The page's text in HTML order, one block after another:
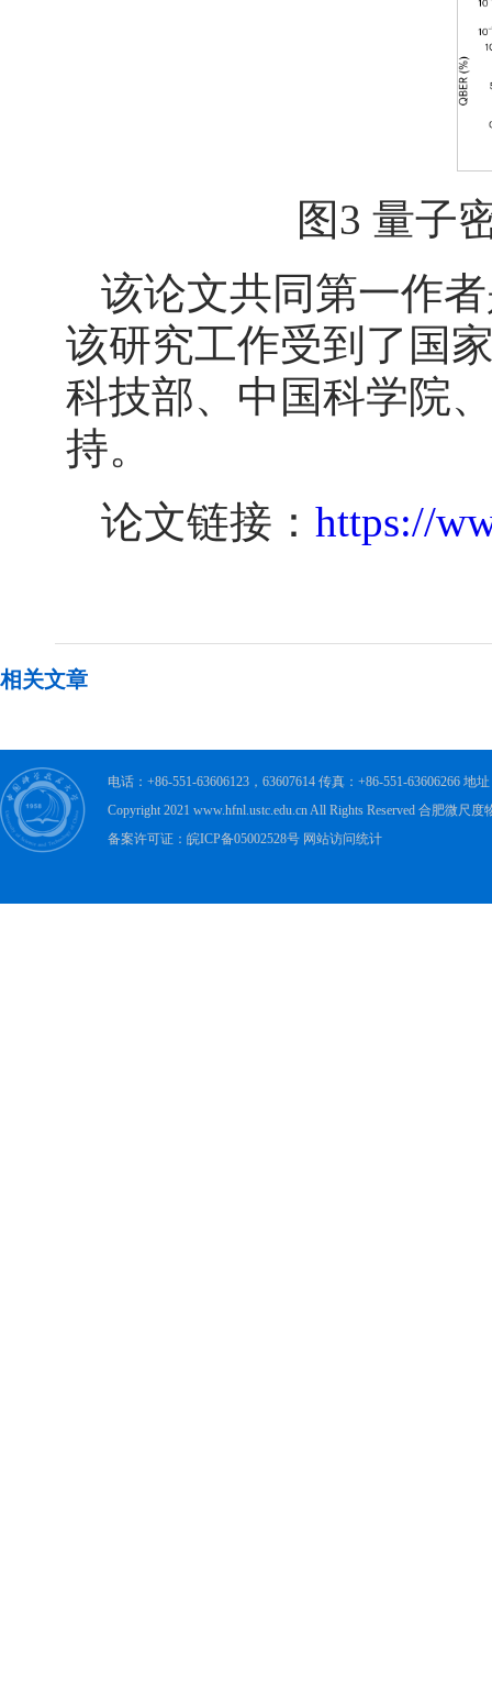
图3 量子
该论文共同第一作
该研究工作受到了国
科技部、中国科学院
持。
论文链接： https://
相关文章
电话：+86-551-63606123，63607614 传真：+86-551-63606266 地
Copyright 2021 www.hfnl.ustc.edu.cn All Rights Reserved 合肥微尺
备案许可证：皖ICP备05002528号 网站访问统计